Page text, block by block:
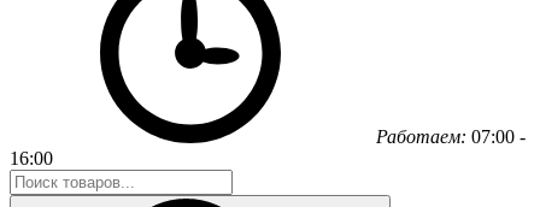
Работаем: 07:00 -
16:00